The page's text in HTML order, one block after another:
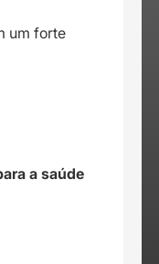
um forte
a saúde